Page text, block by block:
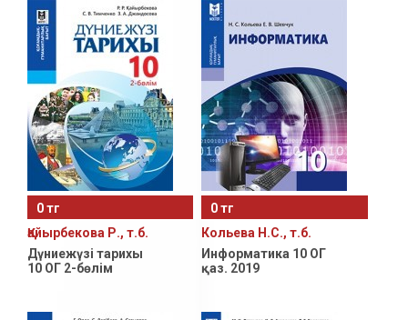
0 тг
Қайырбекова Р., т.б.
Дүниежүзі тарихы
10 ОГ 2-бөлім
0 тг
Кольева Н.С., т.б.
Информатика 10 ОГ
қаз. 2019